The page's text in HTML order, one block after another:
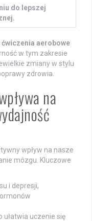
do lepszej
ćwiczenia aerobowe
w tym zakresie
zmiany w stylu
zdrowia.
na
wpływ na nasze
mózgu. Kluczowe
i depresji,
uczenie się